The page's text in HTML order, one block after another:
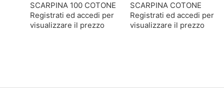
SCARPINA 100 COTONE
Registrati ed accedi per
visualizzare il prezzo
SCARPINA COTONE
Registrati ed accedi per
visualizzare il prezzo